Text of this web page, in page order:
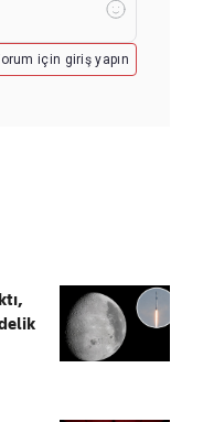
için giriş yapın